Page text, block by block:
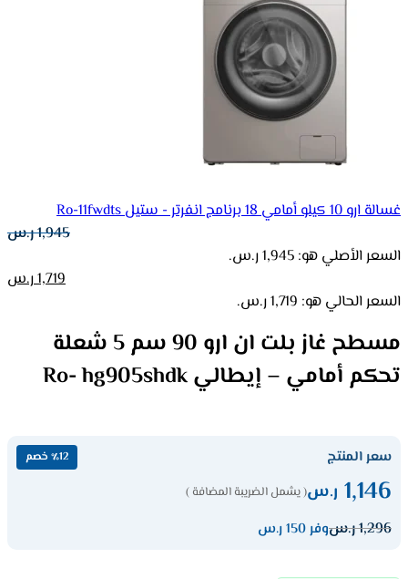
غسالة ارو 10 كيلو أمامي 18 برنامج انفرتر - ستيل Ro-11fwdts
1,945ر.س
السعر الأصلي هو: 1,945 ر.س.
1,719ر.س
السعر الحالي هو: 1,719 ر.س.
مسطح غاز بلت ان ارو 90 سم 5 شعلة
تحكم أمامي – إيطالي Ro- hg905shdk
سعر المنتج ٪12 خصم
1,146 ر.س( يشمل الضريبة المضافة )
1,296ر.سوفر 150 ر.س